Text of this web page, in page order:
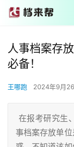
人事档案存
必备！
王哪跑 2024年9月
在报考研究生
事档案存放单